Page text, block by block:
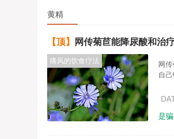
黄精
【顶】 网传菊苣能降尿酸和治
痛风的饮食疗法
网
自
是